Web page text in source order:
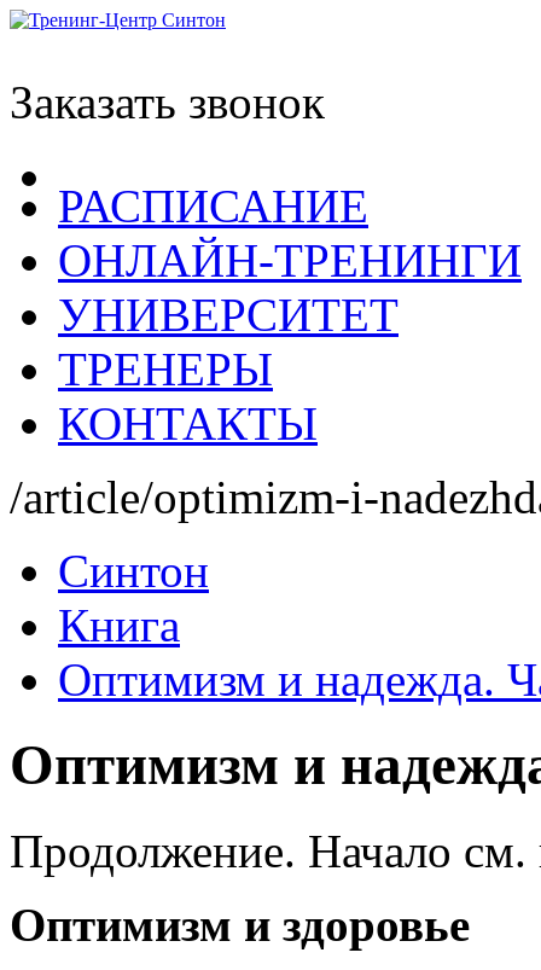
Заказать звонок
РАСПИСАНИЕ
ОНЛАЙН-ТРЕНИНГИ
УНИВЕРСИТЕТ
ТРЕНЕРЫ
КОНТАКТЫ
/article/optimizm-i-
Синтон
Книга
Оптимизм и надежда.
Оптимизм и
Продолжение. Начало см.
Оптимизм и здоровье